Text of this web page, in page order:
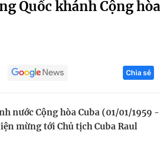
Infographic
sinh
Hitech Công
Thị trường
Quốc khánh Cộng hòa
Chia sẻ
nước Cộng hòa Cuba (01/01/1959 -
mừng tới Chủ tịch Cuba Raul